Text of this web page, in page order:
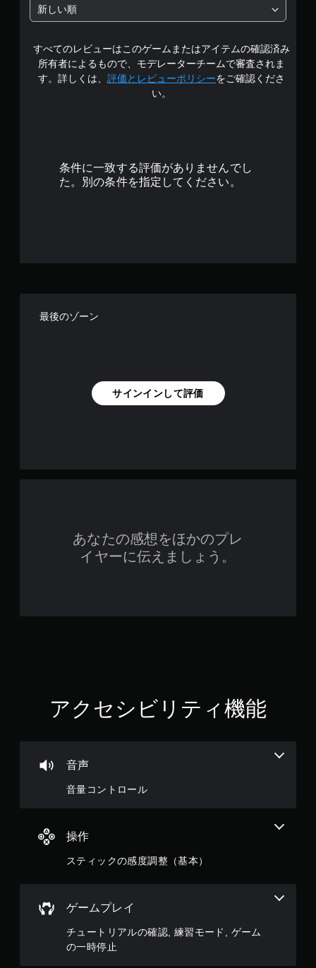
中
の
3
新しい順
すべてのレビューはこのゲームまたはアイテムの確認済み
所有者によるもので、モデレーターチームで審査されま
す。詳しくは、 評価とレビューポリシーをご確認くださ
い。
条件に一致する評価がありませんでし
た。別の条件を指定してください。
最後のゾーン
サインインして評価
あなたの感想をほかのプレ
イヤーに伝えましょう。
アクセシビリティ機能
音声
音量コントロール
操作
スティックの感度調整（基本）
ゲームプレイ
チュートリアルの確認, 練習モード, ゲーム
の一時停止